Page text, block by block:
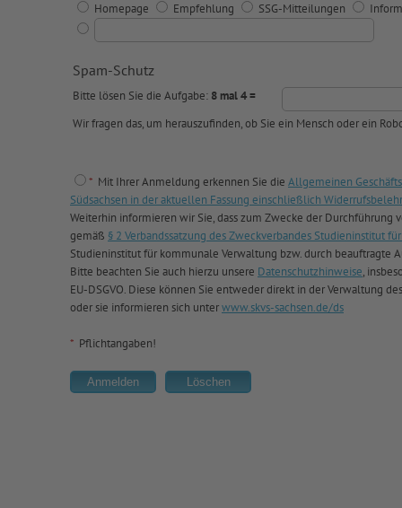
Homepage
Empfehlung SSG-Mitteilungen
Spam-Schutz
Bitte lösen Sie die Aufgabe: 8 mal 4 =
Wir fragen das, um herauszufinden, ob Sie ein Mensch oder ein
* Mit Ihrer Anmeldung erkennen Sie die Allgemeinen
Südsachsen in der aktuellen Fassung einschließlich
Weiterhin informieren wir Sie, dass zum Zwecke der Durchführung
gemäß § 2 Verbandssatzung des Zweckverbandes Studieninstitut
Studieninstitut für kommunale Verwaltung bzw. durch beauftragte
Bitte beachten Sie auch hierzu unsere Datenschutzhinweise,
EU-DSGVO. Diese können Sie entweder direkt in der Verwaltung
oder sie informieren sich unterwww.skvs-sachsen.de/ds
* Pflichtangaben!